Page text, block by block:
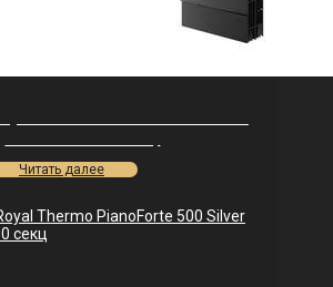
Читать далее